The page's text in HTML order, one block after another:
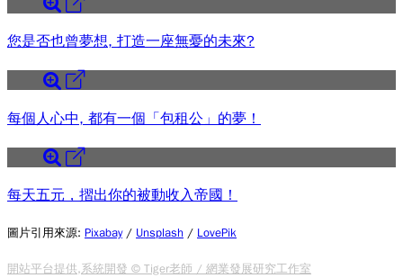
您是否也曾夢想, 打造一座無憂的未來?
每個人心中, 都有一個「包租公」的夢！
每天五元，摺出你的被動收入帝國！
圖片引用來源: Pixabay/ Unsplash / LovePik
開站平台提供,系統開發 © Tiger老師 / 網業發展研究工作室